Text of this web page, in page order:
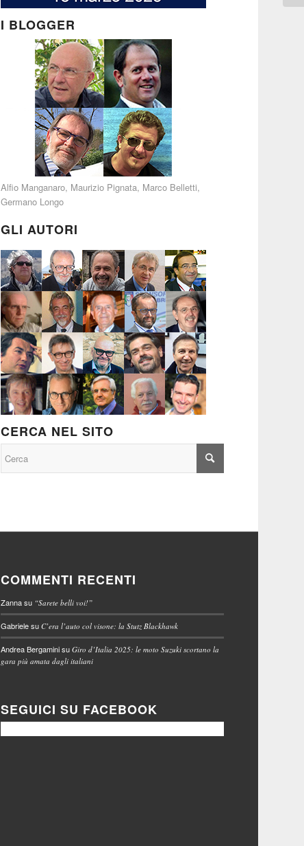
I BLOGGER
Alfio Manganaro, Maurizio Pignata, Marco Belletti,
Germano Longo
GLI AUTORI
CERCA NEL SITO
COMMENTI RECENTI
Zannasu “Sarete belli voi!”
GabrielesuC’era l’auto col visone: la Stutz Blackhawk
Andrea BergaminisuGiro d’Italia 2025: le moto Suzuki scortano la
gara più amata dagli italiani
SEGUICI SU FACEBOOK